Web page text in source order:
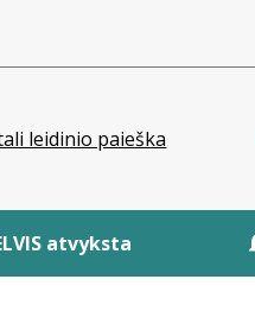
leidinio paieška
atvyksta